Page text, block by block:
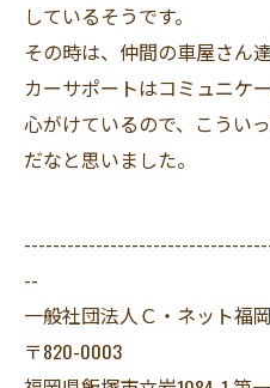
しているそうです。
その時は、仲間の車屋さん
カーサポートはコミュニケ
心がけているので、こうい
だなと思いました。
--
一般社団法人Ｃ・ネット福岡
〒820-0003